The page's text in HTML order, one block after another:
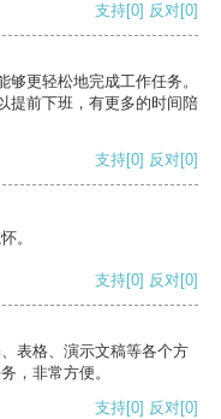
支持[0] 反对[0]
更轻松地完成工作任务。
提前下班，有更多的时间陪
支持[0] 反对[0]
。
支持[0] 反对[0]
表格、演示文稿等各个方
，非常方便。
支持[0] 反对[0]